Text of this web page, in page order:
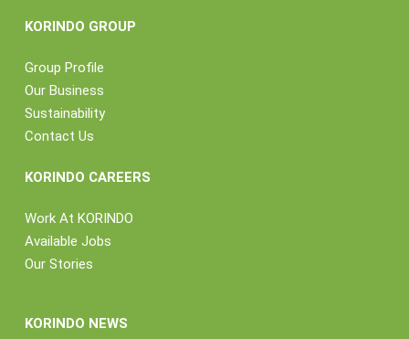
KORINDO GROUP
Group Profile
Our Business
Sustainability
Contact Us
KORINDO CAREERS
Work At KORINDO
Available Jobs
Our Stories
KORINDO NEWS